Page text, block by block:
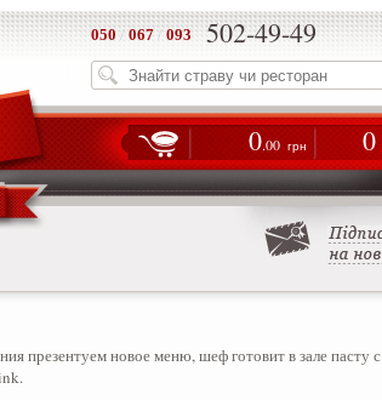
050/ 067 /093 502-49-49
0.00 грн 0
презентуем новое меню, шеф готовит в зале пасту с